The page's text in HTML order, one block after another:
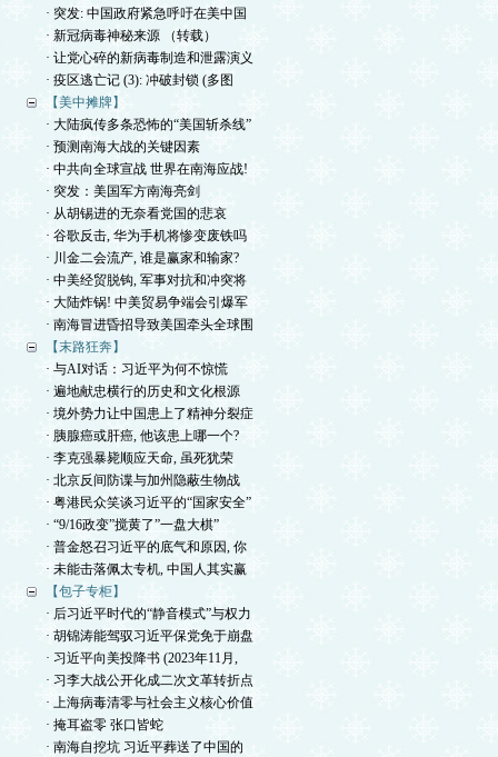
· 突发: 中国政府紧急呼吁在美中国
· 新冠病毒神秘来源 （转载）
· 让党心碎的新病毒制造和泄露演义
· 疫区逃亡记 (3): 冲破封锁 (多图
【美中摊牌】
· 大陆疯传多条恐怖的“美国斩杀线”
· 预测南海大战的关键因素
· 中共向全球宣战 世界在南海应战!
· 突发：美国军方南海亮剑
· 从胡锡进的无奈看党国的悲哀
· 谷歌反击, 华为手机将惨变废铁吗
· 川金二会流产, 谁是赢家和输家?
· 中美经贸脱钩, 军事对抗和冲突将
· 大陆炸锅! 中美贸易争端会引爆军
· 南海冒进昏招导致美国牵头全球围
【末路狂奔】
· 与AI对话：习近平为何不惊慌
· 遍地献忠横行的历史和文化根源
· 境外势力让中国患上了精神分裂症
· 胰腺癌或肝癌, 他该患上哪一个?
· 李克强暴毙顺应天命, 虽死犹荣
· 北京反间防谍与加州隐蔽生物战
· 粤港民众笑谈习近平的“国家安全”
· “9/16政变”搅黄了”一盘大棋”
· 普金怒召习近平的底气和原因, 你
· 未能击落佩太专机, 中国人其实赢
【包子专柜】
· 后习近平时代的“静音模式”与权力
· 胡锦涛能驾驭习近平保党免于崩盘
· 习近平向美投降书 (2023年11月,
· 习李大战公开化成二次文革转折点
· 上海病毒清零与社会主义核心价值
· 掩耳盗零 张口皆蛇
· 南海自挖坑 习近平葬送了中国的